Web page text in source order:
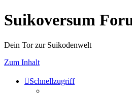
Suikoversum
Dein Tor zur Suikodenwelt
Zum Inhalt
Schnellzugriff